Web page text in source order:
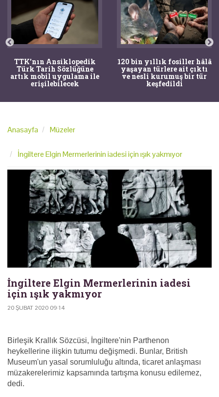
TTK'nın Ansiklopedik
Türk Tarih Sözlüğüne
artık mobil uygulama ile
erişilebilecek
120 bin yıllık fosiller hâlâ
yaşayan türlere ait çıktı
ve nesli kurumuş bir tür
keşfedildi
Anasayfa Müzeler
İngiltere Elgin Mermerlerinin iadesi için ışık yakmıyor
İngiltere Elgin Mermerlerinin iadesi
için ışık yakmıyor
20 ŞUBAT 2020 09:14
Birleşik Krallık Sözcüsi, İngiltere'nin Parthenon
heykellerine ilişkin tutumu değişmedi. Bunlar, British
Museum'un yasal sorumluluğu altında, ticaret anlaşması
müzakerelerimiz kapsamında tartışma konusu edilemez,
dedi.